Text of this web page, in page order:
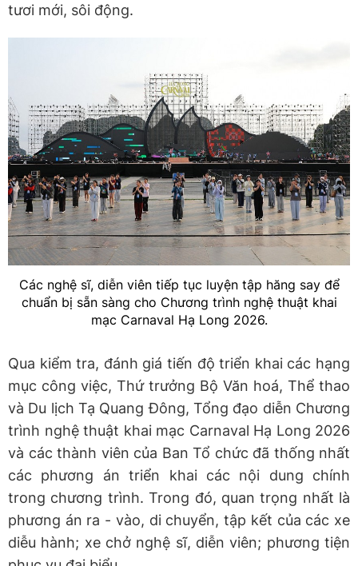
tươi mới, sôi động.
Các nghệ sĩ, diễn viên tiếp tục luyện tập hăng say để
chuẩn bị sẵn sàng cho Chương trình nghệ thuật khai
mạc Carnaval Hạ Long 2026.
Qua kiểm tra, đánh giá tiến độ triển khai các hạng
mục công việc, Thứ trưởng Bộ Văn hoá, Thể thao
và Du lịch Tạ Quang Đông, Tổng đạo diễn Chương
trình nghệ thuật khai mạc Carnaval Hạ Long 2026
và các thành viên của Ban Tổ chức đã thống nhất
các phương án triển khai các nội dung chính
trong chương trình. Trong đó, quan trọng nhất là
phương án ra - vào, di chuyển, tập kết của các xe
diễu hành; xe chở nghệ sĩ, diễn viên; phương tiện